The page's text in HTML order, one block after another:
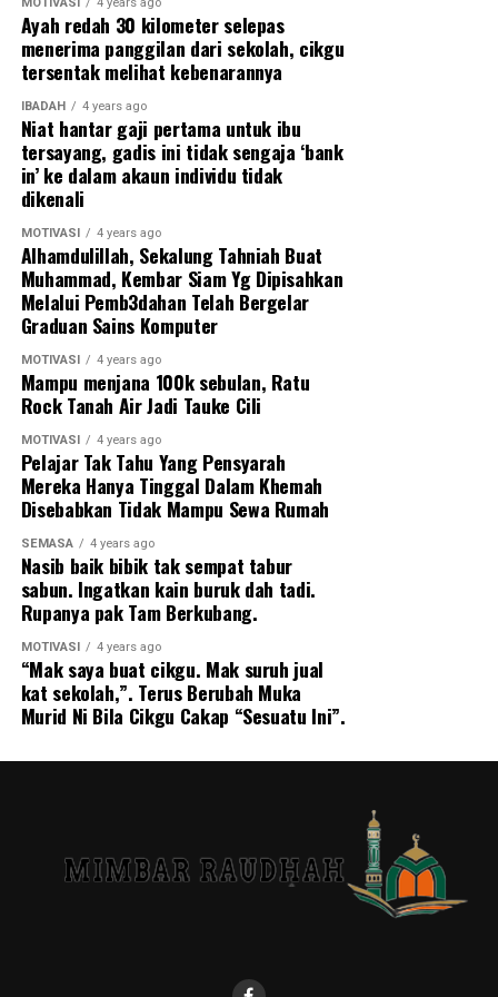
Abang inginkan, Maafkan sayang ye. Tolong doakan
supaya sayang mendapat redha dari Suami sayang
sebelum sayang pergi.’
Sempat Minta Maaf Pada Isteri,
Tapi..
terdiam sekejap saya mendengar cerita dari sahabat saya
ni. Saya terus bagi kata-kata semangat kepada Zack.
“Allah, sedihnya aku dengar Zack.
Kau sempat minta maaf tak dengan dia?”
silap aku dekat dia sebelum dia meninggal. Tapi. ”
“Tapi kenapa bro”
Sahabat saya terus mendiamkan diri.
Agaknya tengah bersedih.
“Zack, kau okay tak.”
“Okay bro, aku okay. aku cuma sedih sebenarnya. Aku
baru je godeh² (bukak) handphone arwah pagi tadi.
“Kau jumpa apa bro?”
Aku tengok apa yang dia search dekat YouTube dia.
MOTIVASI 4 years ago
Ayah redah 30 kilometer selepas
menerima panggilan dari sekolah, cikgu
tersentak melihat kebenarannya
IBADAH 4 years ago
Niat hantar gaji pertama untuk ibu
tersayang, gadis ini tidak sengaja ‘bank
in’ ke dalam akaun individu tidak
dikenali
MOTIVASI 4 years ago
Alhamdulillah, Sekalung Tahniah Buat
Muhammad, Kembar Siam Yg Dipisahkan
Melalui Pemb3dahan Telah Bergelar
Graduan Sains Komputer
MOTIVASI 4 years ago
Mampu menjana 100k sebulan, Ratu
Rock Tanah Air Jadi Tauke Cili
MOTIVASI 4 years ago
Pelajar Tak Tahu Yang Pensyarah
Mereka Hanya Tinggal Dalam Khemah
Disebabkan Tidak Mampu Sewa Rumah
SEMASA 4 years ago
Nasib baik bibik tak sempat tabur
sabun. Ingatkan kain buruk dah tadi.
Rupanya pak Tam Berkubang.
MOTIVASI 4 years ago
“Mak saya buat cikgu. Mak suruh jual
kat sekolah,”. Terus Berubah Muka
Murid Ni Bila Cikgu Cakap “Sesuatu Ini”.